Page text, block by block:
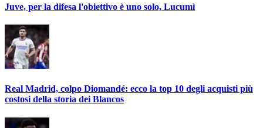
Juve, per la difesa l'obiettivo è uno solo, Lucumì
Real Madrid, colpo Diomandé: ecco la top 10 degli acquisti più
costosi della storia dei Blancos